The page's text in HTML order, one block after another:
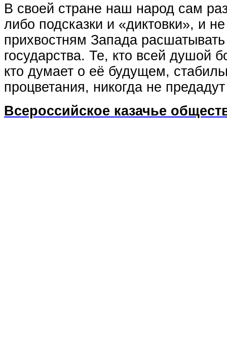
В своей стране наш народ сам
либо подсказки и «диктовки», и
прихвостням Запада расшатывать
государства. Те, кто всей душой
кто думает о её будущем,
процветания, никогда не
Всероссийское казачье